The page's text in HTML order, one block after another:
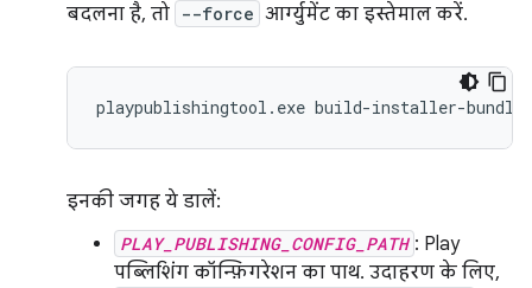
बदलना है, तो --force आर्ग्युमेंट का इस्तेमाल करें.
playpublishingtool.exe build-installer-
इनकी जगह ये डालें:
PLAY_PUBLISHING_CONFIG_PATH : Play
पब्लिशिंग कॉन्फ़िगरेशन का पाथ. उदाहरण के लिए,